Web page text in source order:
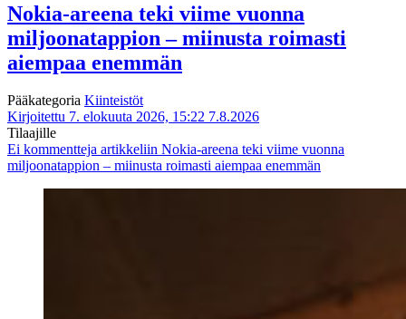
Nokia-areena teki viime vuonna
miljoonatappion – miinusta roimasti
aiempaa enemmän
Pääkategoria Kiinteistöt
Kirjoitettu 7. elokuuta 2026, 15:22 7.8.2026
Tilaajille
Ei kommentteja artikkeliin Nokia-areena teki viime vuonna
miljoonatappion – miinusta roimasti aiempaa enemmän